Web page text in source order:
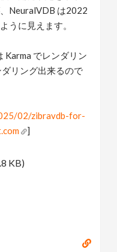
NeuralVDB は2022
うに見えます。
Karma でレンダリン
リング出来るので
02/zibravdb-for-
]
KB)